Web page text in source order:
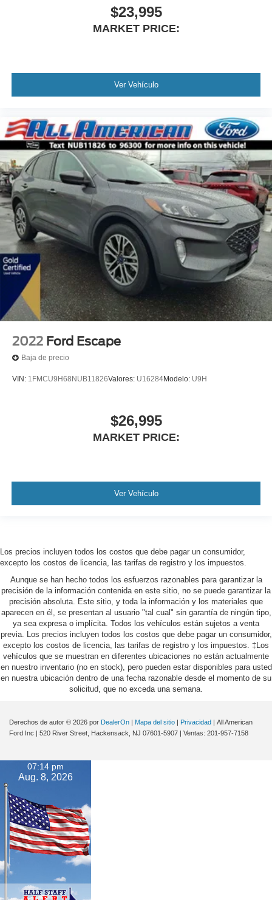
$23,995
MARKET PRICE:
Ver Vehículo
2022 Ford Escape
Baja de precio
VIN: 1FMCU9H68NUB11826Valores: U16284Modelo: U9H
$26,995
MARKET PRICE:
Ver Vehículo
Los precios incluyen todos los costos que debe pagar un consumidor,
excepto los costos de licencia, las tarifas de registro y los impuestos.
Aunque se han hecho todos los esfuerzos razonables para garantizar la
precisión de la información contenida en este sitio, no se puede garantizar la
precisión absoluta. Este sitio, y toda la información y los materiales que
aparecen en él, se presentan al usuario "tal cual" sin garantía de ningún tipo,
ya sea expresa o implícita. Todos los vehículos están sujetos a venta
previa. Los precios incluyen todos los costos que debe pagar un consumidor,
excepto los costos de licencia, las tarifas de registro y los impuestos. ‡Los
vehículos que se muestran en diferentes ubicaciones no están actualmente
en nuestro inventario (no en stock), pero pueden estar disponibles para usted
en nuestra ubicación dentro de una fecha razonable desde el momento de su
solicitud, que no exceda una semana.
Derechos de autor © 2026 por DealerOn Mapa del sitio Privacidad | All American
Ford Inc
520 River Street, Hackensack, NJ 07601-5907 | Ventas: 201-957-7158
07:14 pm
Aug. 8, 2026